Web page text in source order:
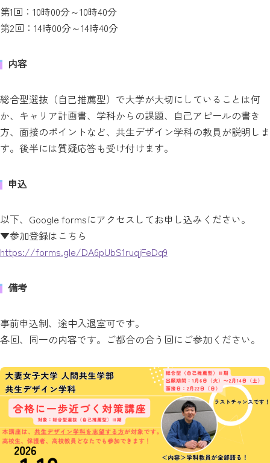
第1回：10時00分～10時40分
第2回：14時00分～14時40分
内容
総合型選抜（自己推薦型）で大学が大切にしていることは何
か、キャリア計画書、学科からの課題、自己アピールの書き
方、面接のポイントなど、共生デザイン学科の教員が説明しま
す。後半には質疑応答も受け付けます。
申込
以下、Google formsにアクセスしてお申し込みください。
▼参加登録はこちら
https://forms.gle/DA6pUbS1ruqjFeDq9
備考
事前申込制、途中入退室可です。
各回、同一の内容です。ご都合の合う回にご参加ください。